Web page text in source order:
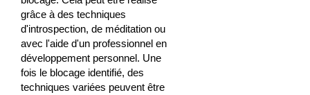
grâce à des techniques
d'introspection, de méditation ou
avec l'aide d'un professionnel en
développement personnel. Une
fois le blocage identifié, des
techniques variées peuvent être